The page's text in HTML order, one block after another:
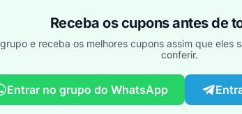
Receba os cupons antes de
e receba os melhores cupons assim que eles
conferir.
Entrar no grupo do WhatsApp